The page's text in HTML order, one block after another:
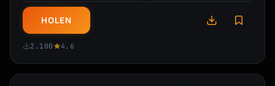
Hi [Name],
[situation].
für autoritative Artikel.
HOLEN
2.100 4.6